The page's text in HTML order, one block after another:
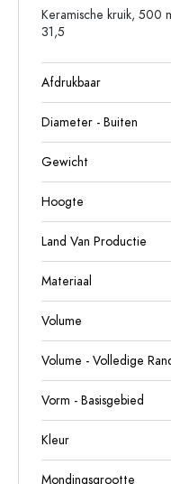
Keramische kruik, 500
31,5
Afdrukbaar
Diameter - Buiten
Gewicht
Hoogte
Land Van Productie
Materiaal
Volume
Volume - Volledige
Vorm - Basisgebied
Kleur
Mondingsgrootte